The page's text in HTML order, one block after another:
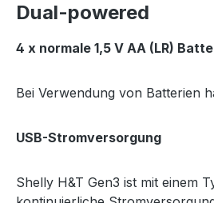
Dual-powered
4 x normale 1,5 V AA (LR)
Bei Verwendung von Batterien
USB-Stromversorgung
Shelly H&T Gen3 ist mit einem